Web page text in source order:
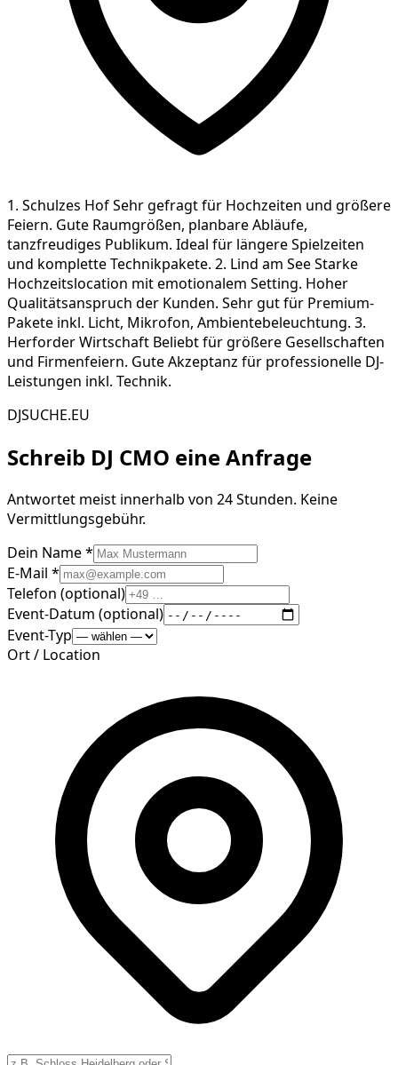
1. Schulzes Hof Sehr gefragt für Hochzeiten und größere
Feiern. Gute Raumgrößen, planbare Abläufe,
tanzfreudiges Publikum. Ideal für längere Spielzeiten
und komplette Technikpakete. 2. Lind am See Starke
Hochzeitslocation mit emotionalem Setting. Hoher
Qualitätsanspruch der Kunden. Sehr gut für Premium-
Pakete inkl. Licht, Mikrofon, Ambientebeleuchtung. 3.
Herforder Wirtschaft Beliebt für größere Gesellschaften
und Firmenfeiern. Gute Akzeptanz für professionelle DJ-
Leistungen inkl. Technik.
DJSUCHE.EU
Schreib DJ CMO eine Anfrage
Antwortet meist innerhalb von 24 Stunden. Keine
Vermittlungsgebühr.
Dein Name *
E-Mail *
Telefon (optional)
Event-Datum (optional)
Event-Typ
Ort / Location